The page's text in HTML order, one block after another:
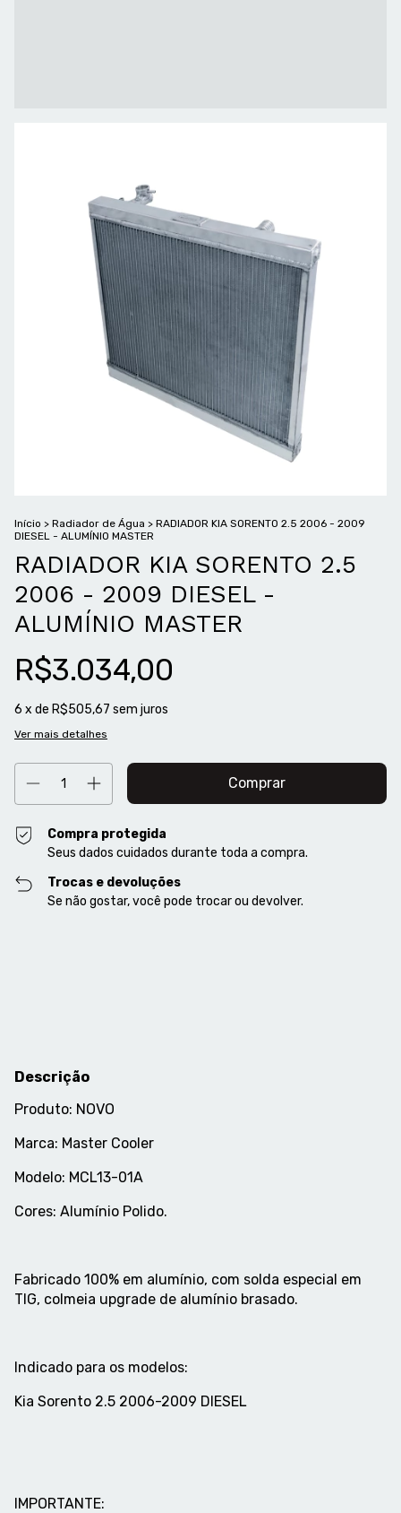
Início > Radiador de Água > RADIADOR KIA SORENTO 2.5 2006 - 2009
DIESEL - ALUMÍNIO MASTER
RADIADOR KIA SORENTO 2.5
2006 - 2009 DIESEL -
ALUMÍNIO MASTER
R$3.034,00
6 x de R$505,67 sem juros
Ver mais detalhes
Compra protegida
Seus dados cuidados durante toda a compra.
Trocas e devoluções
Se não gostar, você pode trocar ou devolver.
Descrição
Produto: NOVO
Marca: Master Cooler
Modelo: MCL13-01A
Cores: Alumínio Polido.
Fabricado 100% em alumínio, com solda especial em
TIG, colmeia upgrade de alumínio brasado.
Indicado para os modelos:
Kia Sorento 2.5 2006-2009 DIESEL
IMPORTANTE: